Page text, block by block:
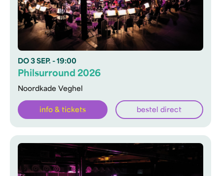
DO 3 SEP. - 19:00
Noordkade Veghel
Philsurround 2026
info & tickets bestel direct